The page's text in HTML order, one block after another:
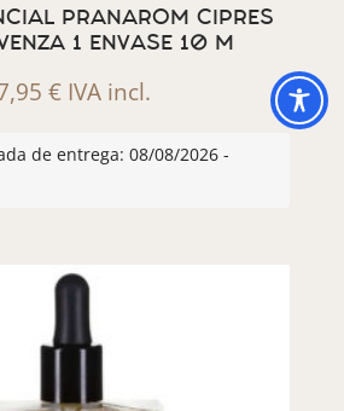
PRANAROM CIPRES
1 ENVASE 10 M
€ IVA incl.
de entrega: 08/08/2026 -